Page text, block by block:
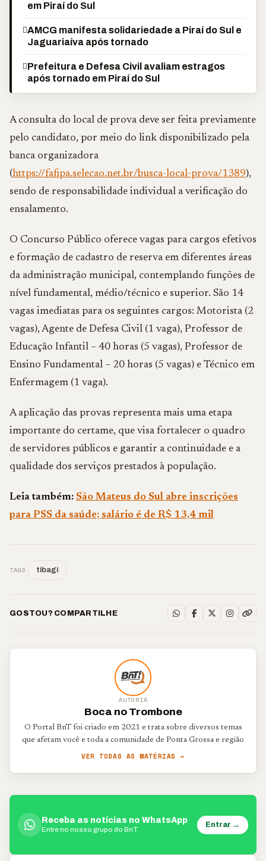
em Piraí do Sul
AMCG manifesta solidariedade a Piraí do Sul e
Jaguariaíva após tornado
Prefeitura e Defesa Civil avaliam estragos
após tornado em Piraí do Sul
A consulta do local de prova deve ser feita previamente
pelo candidato, por meio do link disponibilizado pela
banca organizadora
(https://fafipa.selecao.net.br/busca-local-prova/1389),
sendo de responsabilidade individual a verificação do
ensalamento.
O Concurso Público oferece vagas para cargos efetivos
e formação de cadastro de reserva em diferentes áreas
da administração municipal, contemplando funções de
nível fundamental, médio/técnico e superior. São 14
vagas imediatas para os seguintes cargos: Motorista (2
vagas), Agente de Defesa Civil (1 vaga), Professor de
Educação Infantil – 40 horas (5 vagas), Professor de
Ensino Fundamental – 20 horas (5 vagas) e Técnico em
Enfermagem (1 vaga).
A aplicação das provas representa mais uma etapa
importante do certame, que visa fortalecer o quadro
de servidores públicos e garantir a continuidade e a
qualidade dos serviços prestados à população.
Leia também: São Mateus do Sul abre inscrições
para PSS da saúde; salário é de R$ 13,4 mil
TAGS tibagi
GOSTOU? COMPARTILHE
AUTORIA
Boca no Trombone
O Portal BnT foi criado em 2021 e trata sobre diversos temas
que afetam você e toda a comunidade de Ponta Grossa e região
VER TODAS AS MATÉRIAS →
Receba as notícias no WhatsApp
Entre no nosso grupo do BnT
Entrar →